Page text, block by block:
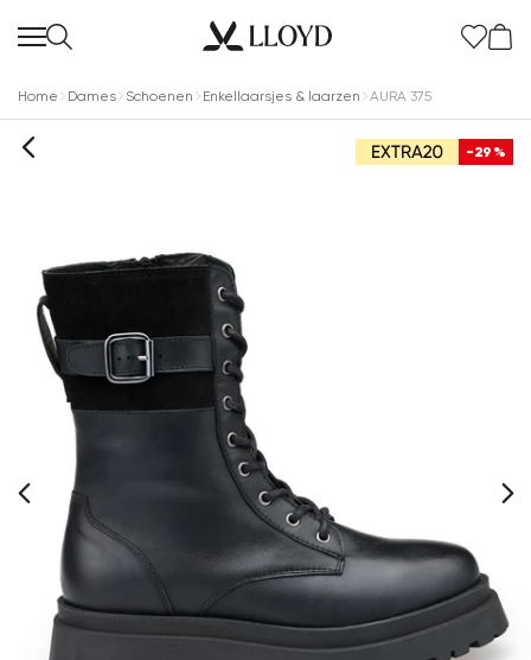
Home Dames Schoenen Enkellaarsjes & laarzen AURA 375
-29%